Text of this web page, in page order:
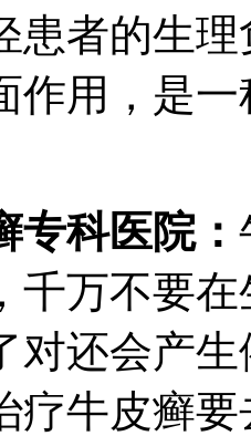
患者的生
作用，是
专科医院：
千万不要
对还会产
疗牛皮癣